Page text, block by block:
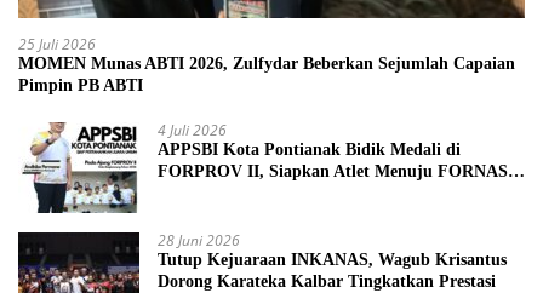
25 Juli 2026
MOMEN Munas ABTI 2026, Zulfydar Beberkan Sejumlah Capaian
Pimpin PB ABTI
4 Juli 2026
APPSBI Kota Pontianak Bidik Medali di
FORPROV II, Siapkan Atlet Menuju FORNAS
28 Juni 2026
Tutup Kejuaraan INKANAS, Wagub Krisantus
Dorong Karateka Kalbar Tingkatkan Prestasi